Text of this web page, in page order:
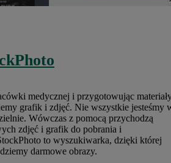
medycznej i przygotowując
grafik i zdjęć. Nie wszystkie jesteśmy
Wówczas z pomocą przychodzą
zdjęć i grafik do pobrania i
to wyszukiwarka, dzięki której
darmowe obrazy.